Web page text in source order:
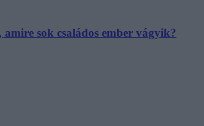
sok családos ember vágyik?